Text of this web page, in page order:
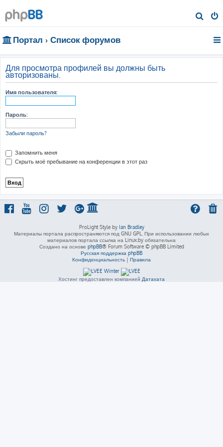
о
Портал Список форумов
Для просмотра профилей вы должны быть
авторизованы.
Имя пользователя:
Пароль:
Забыли пароль?
Запомнить меня
Скрыть моё пребывание на конференции в этот раз
ProLight Style by Ian Bradley
Материалы портала распространяются под GNU GPL. При использовании любых
материалов портала ссылка на Linux.by обязательна
Создано на основе phpBB® Forum Software © phpBB Limited
Русская поддержка phpBB
Конфиденциальность | Правила
Хостинг предоставлен компанией Датахата